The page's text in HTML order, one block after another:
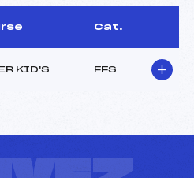
Cat.
KID'S FFS